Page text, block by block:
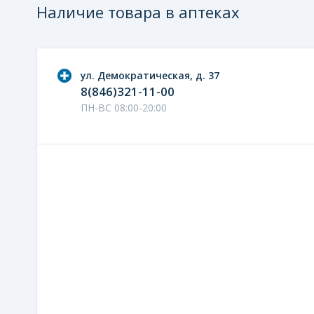
Наличие товара в аптеках
ул. Демократическая, д. 37
8(846)321-11-00
ПН-ВС 08:00-20:00